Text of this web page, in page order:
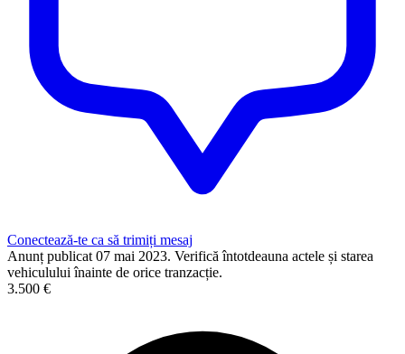
Conectează-te ca să trimiți mesaj
Anunț publicat 07 mai 2023. Verifică întotdeauna actele și starea
vehiculului înainte de orice tranzacție.
3.500 €